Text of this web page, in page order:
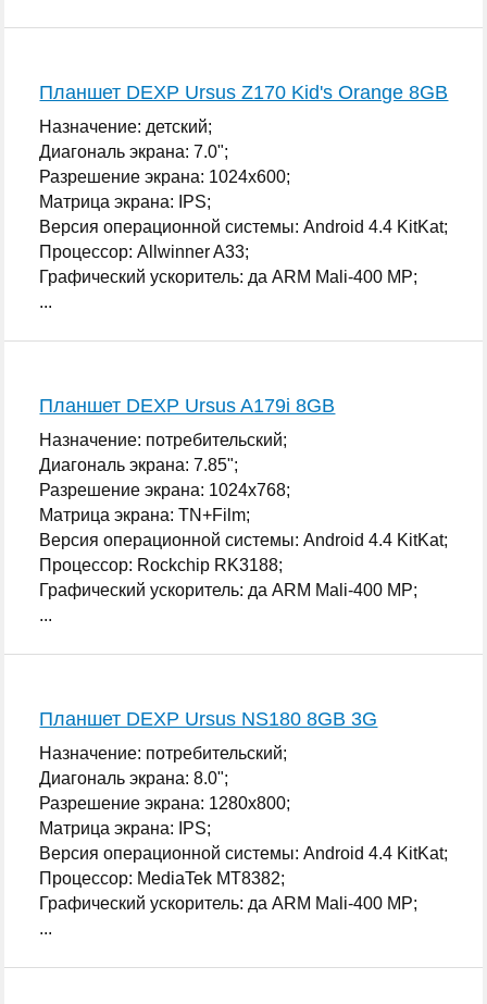
Планшет DEXP Ursus Z170 Kid's Orange 8GB
Назначение: детский;
Диагональ экрана: 7.0";
Разрешение экрана: 1024x600;
Матрица экрана: IPS;
Версия операционной системы: Android 4.4 KitKat;
Процессор: Allwinner A33;
Графический ускоритель: да ARM Mali-400 MP;
...
Планшет DEXP Ursus A179i 8GB
Назначение: потребительский;
Диагональ экрана: 7.85";
Разрешение экрана: 1024x768;
Матрица экрана: TN+Film;
Версия операционной системы: Android 4.4 KitKat;
Процессор: Rockchip RK3188;
Графический ускоритель: да ARM Mali-400 MP;
...
Планшет DEXP Ursus NS180 8GB 3G
Назначение: потребительский;
Диагональ экрана: 8.0";
Разрешение экрана: 1280x800;
Матрица экрана: IPS;
Версия операционной системы: Android 4.4 KitKat;
Процессор: MediaTek MT8382;
Графический ускоритель: да ARM Mali-400 MP;
...